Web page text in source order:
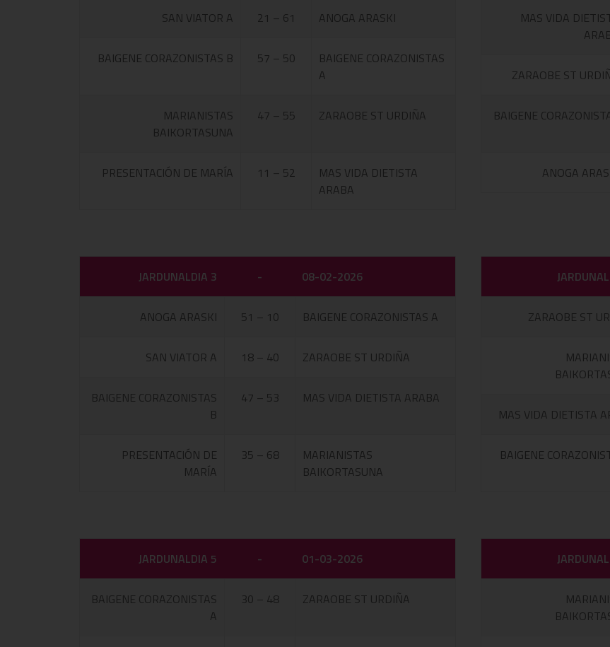
SAN VIATOR A 21 – 61 ANOGA ARASKI
BAIGENE CORAZONISTAS B 57 – 50
BAIGENE CORAZONISTAS
A
MARIANISTAS
BAIKORTASUNA
47 – 55 ZARAOBE ST URDIÑA
PRESENTACIÓN DE MARÍA 11 – 52
MAS VIDA DIETISTA
ARABA
MAS VIDA
ZARAOBE ST
BAIGENE
ANOGA
JARDUNALDIA 3 - 08-02-2026
ANOGA ARASKI 51 – 10 BAIGENE CORAZONISTAS A
SAN VIATOR A 18 – 40 ZARAOBE ST URDIÑA
BAIGENE CORAZONISTAS
B
47 – 53 MAS VIDA DIETISTA ARABA
PRESENTACIÓN DE
MARÍA
35 – 68
MARIANISTAS
BAIKORTASUNA
ZARAOBE ST
MAS VIDA DIETISTA
BAIGENE
JARDUNALDIA 5 - 01-03-2026
BAIGENE CORAZONISTAS
A
30 – 48 ZARAOBE ST URDIÑA